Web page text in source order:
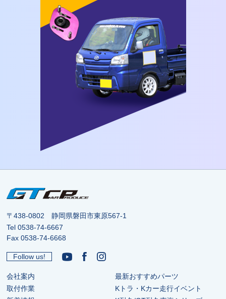
〒438-0802 静岡県磐田市東原567-1
Tel0538-74-6667
Fax 0538-74-6668
Follow us!
会社案内
取付作業
最新おすすめパーツ
Kトラ・Kカー走行イベント